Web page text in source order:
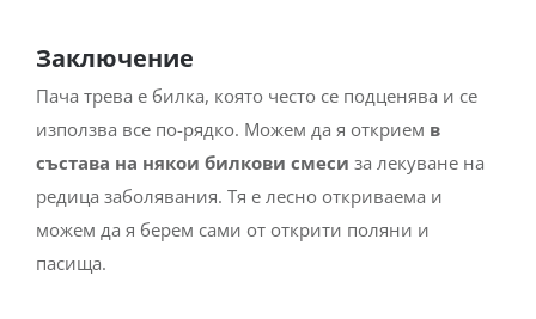
Заключение
Пача трева е билка, която често се подценява и се
използва все по-рядко. Можем да я открием в
състава на някои билкови смеси за лекуване на
редица заболявания. Тя е лесно откриваема и
можем да я берем сами от открити поляни и
пасища.